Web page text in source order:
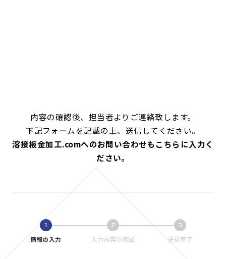
1
情報の入力
2
入力内容の確認
3
送信完了
内容の確認後、担当者よりご連絡致します。
下記フォームを記載の上、送信してください。
溶接板金加工.comへのお問い合わせもこちらに入力く
ださい。